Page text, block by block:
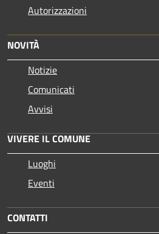
Autorizzazioni
NOVITÀ
Notizie
Comunicati
Avvisi
VIVERE IL COMUNE
Luoghi
Eventi
CONTATTI